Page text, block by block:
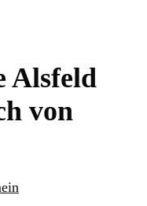
Alsfeld
von